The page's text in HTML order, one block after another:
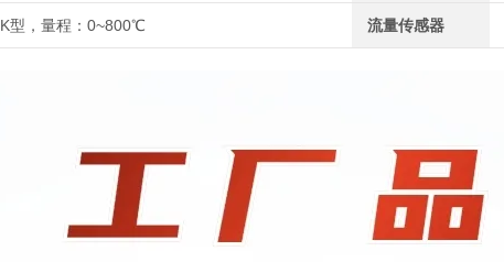
K型，量程：0~800℃ 流量传感器